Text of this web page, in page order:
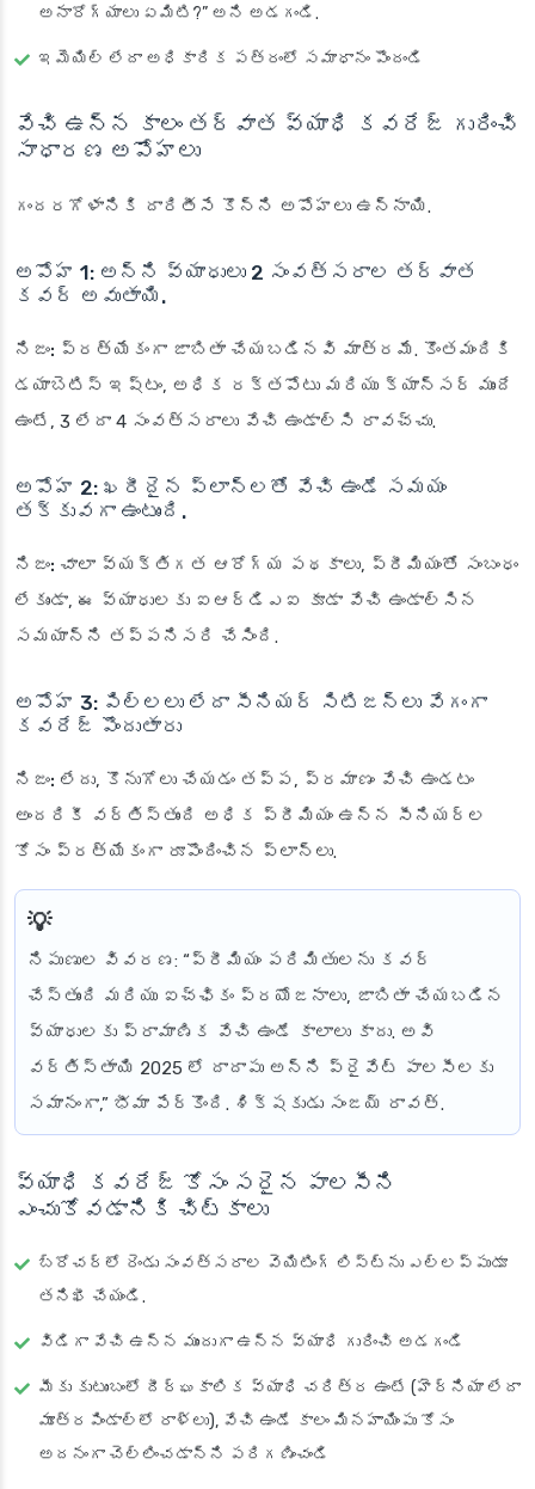
అనారోగ్యాలు ఏమిటి?” అని అడగండి.
ఇమెయిల్ లేదా అధికారిక పత్రంలో సమాధానం పొందండి
వేచి ఉన్న కాలం తర్వాత వ్యాధి కవరేజ్ గురించి
సాధారణ అపోహలు
గందరగోళానికి దారితీసే కొన్ని అపోహలు ఉన్నాయి.
అపోహ 1: అన్ని వ్యాధులు 2 సంవత్సరాల తర్వాత
కవర్ అవుతాయి.
నిజం: ప్రత్యేకంగా జాబితా చేయబడినవి మాత్రమే. కొంతమందికి
డయాబెటిస్ ఇష్టం, అధిక రక్తపోటు మరియు క్యాన్సర్ ముందే
ఉంటే, 3 లేదా 4 సంవత్సరాలు వేచి ఉండాల్సి రావచ్చు.
అపోహ 2: ఖరీదైన ప్లాన్లతో వేచి ఉండే సమయం
తక్కువగా ఉంటుంది.
నిజం: చాలా వ్యక్తిగత ఆరోగ్య పథకాలు, ప్రీమియంతో సంబంధం
లేకుండా, ఈ వ్యాధులకు ఐఆర్‌డిఎఐ కూడా వేచి ఉండాల్సిన
సమయాన్ని తప్పనిసరి చేసింది.
అపోహ 3: పిల్లలు లేదా సీనియర్ సిటిజన్లు వేగంగా
కవరేజ్ పొందుతారు
నిజం: లేదు, కొనుగోలు చేయడం తప్ప, ప్రమాణం వేచి ఉండటం
అందరికీ వర్తిస్తుంది అధిక ప్రీమియం ఉన్న సీనియర్ల
కోసం ప్రత్యేకంగా రూపొందించిన ప్లాన్‌లు.
నిపుణుల వివరణ: “ప్రీమియం పరిమితులను కవర్
చేస్తుంది మరియు ఐచ్ఛికం ప్రయోజనాలు, జాబితా చేయబడిన
వ్యాధులకు ప్రామాణిక వేచి ఉండే కాలాలు కాదు. అవి
వర్తిస్తాయి 2025 లో దాదాపు అన్ని ప్రైవేట్ పాలసీలకు
సమానంగా,” భీమా పేర్కొంది. శిక్షకుడు సంజయ్ రావత్.
వ్యాధి కవరేజ్ కోసం సరైన పాలసీని
ఎంచుకోవడానికి చిట్కాలు
బ్రోచర్‌లో రెండు సంవత్సరాల వెయిటింగ్ లిస్ట్‌ను ఎల్లప్పుడూ
తనిఖీ చేయండి.
విడిగా వేచి ఉన్న ముందుగా ఉన్న వ్యాధి గురించి అడగండి
మీకు కుటుంబంలో దీర్ఘకాలిక వ్యాధి చరిత్ర ఉంటే (హెర్నియా లేదా
మూత్రపిండాల్లో రాళ్లు), వేచి ఉండే కాలం మినహాయింపు కోసం
అదనంగా చెల్లించడాన్ని పరిగణించండి